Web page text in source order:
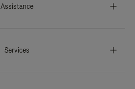
Assistance
Services